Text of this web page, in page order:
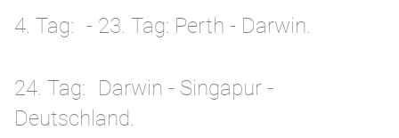
4. Tag - 23. Tag: Perth - Darwin.
24. Tag
Darwin - Singapur -
Deutschland.